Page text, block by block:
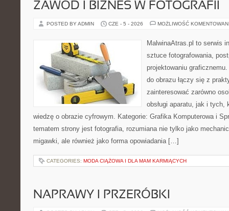
ZAWÓD I BIZNES W FOTOGRAFII
POSTED BY ADMIN CZE - 5 - 2026 MOŻLIWOŚĆ
MalwinaAtras.pl to serwis
sztuce fotografowania,
projektowaniu
do obrazu łączy się z
zainteresować zarówno
obsługi aparatu, jak i
wiedzę o obrazie cyfrowym. Kategorie: Grafika Komputerowa i
tematem strony jest fotografia, rozumiana nie tylko jako
migawki, ale również jako forma opowiadania […]
CATEGORIES: MODA CIĄŻOWA I DLA MAM KARMIĄCYCH
NAPRAWY I PRZERÓBKI